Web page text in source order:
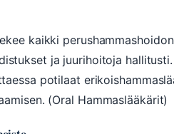
kaikki
ja juurihoitoja
potilaat
(Oral Hammaslääkärit)